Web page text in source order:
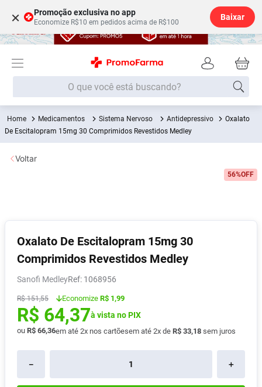
× Promoção exclusiva no app
Economize R$10 em pedidos acima de R$100
Baixar
O que você está buscando?
Medicamentos Sistema Nervoso Antidepressivo
Oxalato
De Escitalopram 15mg 30 Comprimidos Revestidos Medley
56%OFF
Oxalato De Escitalopram 15mg 30
Comprimidos Revestidos Medley
Sanofi Medley : 1068956
R$ 151,55 Economize R$ 1,99
R$ 64,37à vista no PIX
ou R$ 66,36em até 2x nos cartõesem até 2x de R$ 33,18 sem juros
＋
－
Voltar
Termos mais buscados
1º Fralda
2
5º Fralda G
6º Shampoo
7º Desodorante
8º Absorvente
9 º Lavitan
10 º Vitamina D